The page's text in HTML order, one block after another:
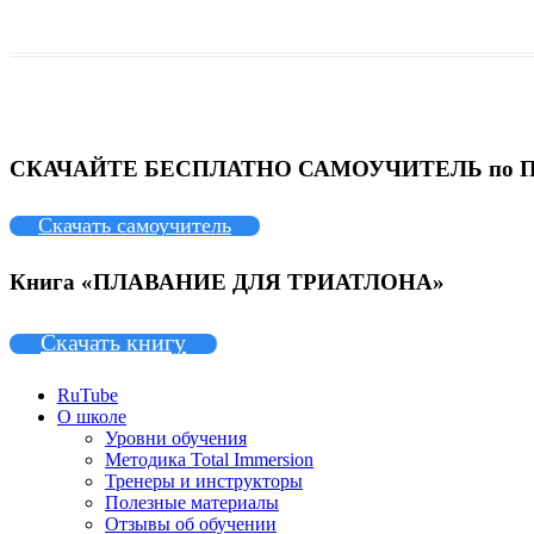
СКАЧАЙТЕ БЕСПЛАТНО САМОУЧИТЕЛЬ по
Скачать самоучитель
Книга «ПЛАВАНИЕ ДЛЯ ТРИАТЛОНА»
Скачать книгу
RuTube
О школе
Уровни обучения
Методика Total Immersion
Тренеры и инструкторы
Полезные материалы
Отзывы об обучении